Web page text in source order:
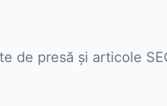
de presă și articole